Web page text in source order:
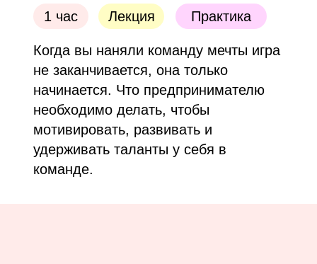
1 час Лекция Практика
Когда вы наняли команду мечты игра
не заканчивается, она только
начинается. Что предпринимателю
необходимо делать, чтобы
мотивировать, развивать и
удерживать таланты у себя в
команде.
`